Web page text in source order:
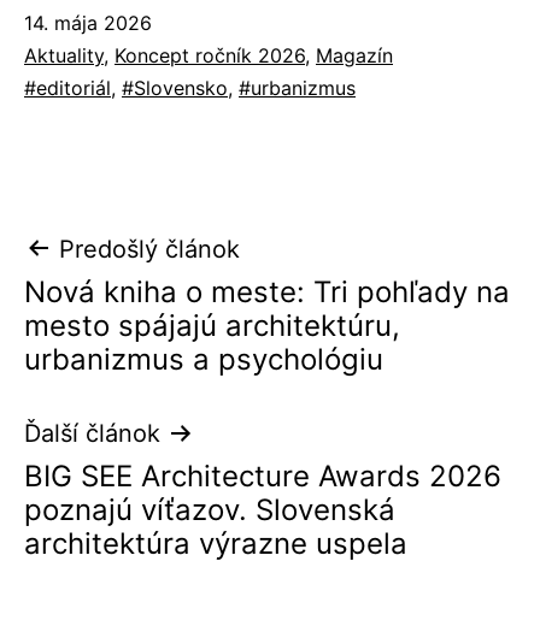
Publikované
14. mája 2026
Kategorizované
ako
Aktuality, Koncept ročník 2026, Magazín
Označené
editoriál, Slovensko, urbanizmus
Navigácia
v
článku
Predošlý článok
Nová kniha o meste: Tri pohľady na
mesto spájajú architektúru,
urbanizmus a psychológiu
Ďalší článok
BIG SEE Architecture Awards 2026
poznajú víťazov. Slovenská
architektúra výrazne uspela